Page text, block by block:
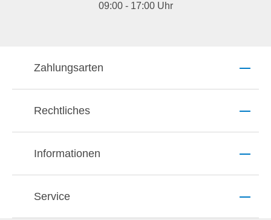
09:00 - 17:00 Uhr
Zahlungsarten
Rechtliches
Informationen
Service